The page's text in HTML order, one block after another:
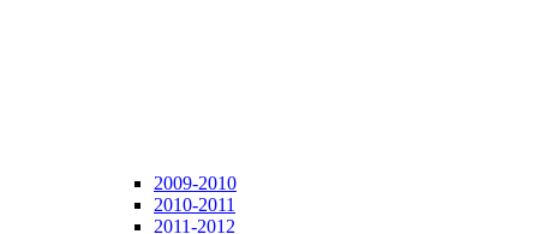
2009-2010
2010-2011
2011-2012